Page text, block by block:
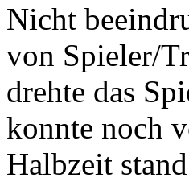
Nicht
von Spieler/
drehte das
konnte noch
Halbzeit